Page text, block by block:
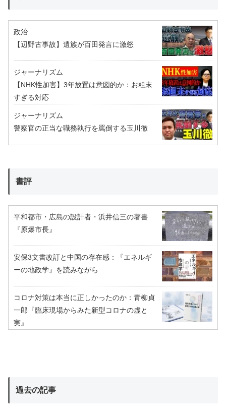
政治
【辺野古事故】遺族が百田発言に激怒
ジャーナリズム
【NHK性加害】3年放置は意図的か：お粗末
すぎる対応
ジャーナリズム
警察官の正当な職務執行を罵倒する玉川徹
書評
平和都市・広島の設計者・浜井信三の著書
『原爆市長』
安保3文書改訂と中国の存在感：『エネルギ
ーの地政学』を読みながら
コロナ対策は本当に正しかったのか：青柳貞
一郎『臨床現場からみた新型コロナの虚と
実』
過去の記事